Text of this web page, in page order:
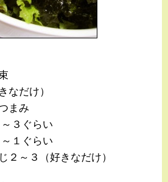
なだけ）
まみ
３ぐらい
１ぐらい
２～３（好きなだけ）